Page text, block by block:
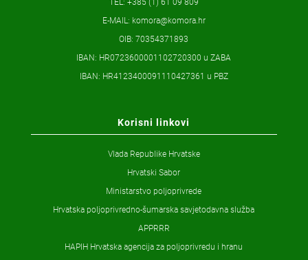
E-MAIL: komora@komora.hr
OIB: 70354371893
IBAN: HR0723600001102720300 u ZABA
IBAN: HR4123400091110427361 u PBZ
Korisni linkovi
Vlada Republike Hrvatske
Hrvatski Sabor
Ministarstvo poljoprivrede
Hrvatska poljoprivredno-šumarska savjetodavna služba
APPRRR
HAPIH Hrvatska agencija za poljoprivredu i hranu